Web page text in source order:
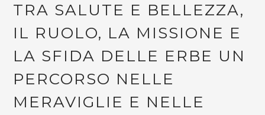
TRA SALUTE E BELLEZZA,
IL RUOLO, LA MISSIONE E
LA SFIDA DELLE ERBE UN
PERCORSO NELLE
MERAVIGLIE E NELLE